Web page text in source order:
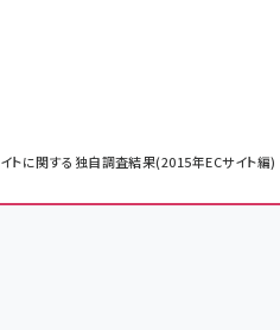
トに関する独自調査結果(2015年ECサイト編)